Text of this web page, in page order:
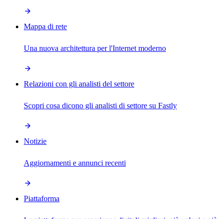
Mappa di rete
Una nuova architettura per l'Internet moderno
Relazioni con gli analisti del settore
Scopri cosa dicono gli analisti di settore su Fastly
Notizie
Aggiornamenti e annunci recenti
Piattaforma